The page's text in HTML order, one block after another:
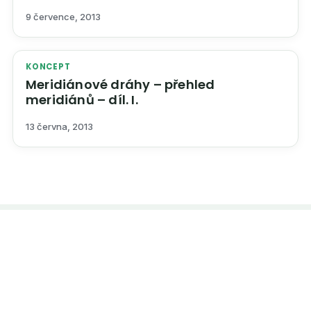
9 července, 2013
KONCEPT
Meridiánové dráhy – přehled
meridiánů – díl. I.
13 června, 2013